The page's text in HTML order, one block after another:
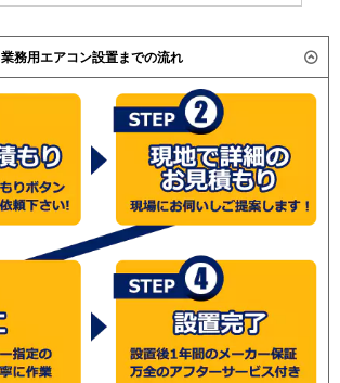
業務用エアコン設置までの流れ